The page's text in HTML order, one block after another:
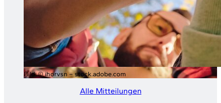
Bild:© ihorvsn – stock.adobe.com
Alle Mitteilungen